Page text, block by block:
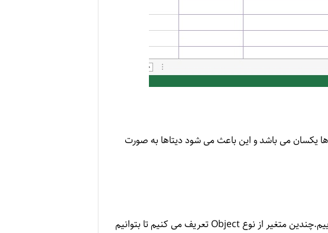
ها یکسان می باشد و این باعث می شود دیتاها به صورت
مراحل کار به این صورت هست که در ابتدای کدنویسی ، باید متغیرهای مورد نظر خود را تعریف نماییم.چندین متغیر از نوع Object تعریف می کنیم تا بتوانیم